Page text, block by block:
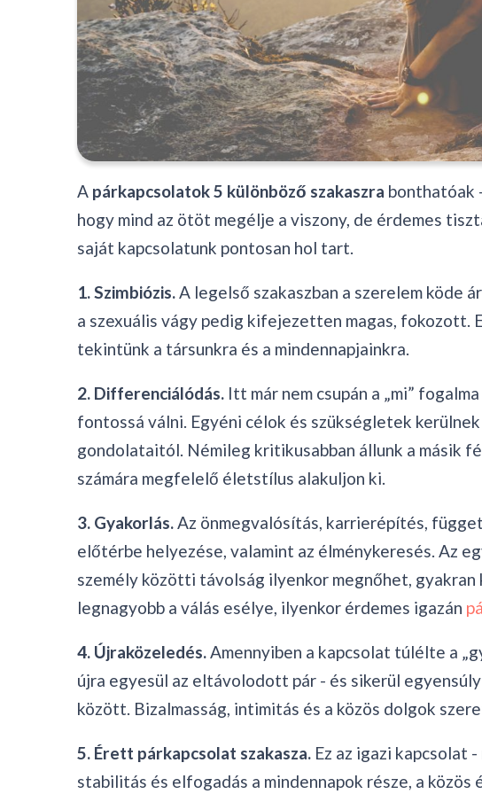
A párkapcsolatok 5 különböző szakaszra bonthatóak
hogy mind az ötöt megélje a viszony, de érdemes
saját kapcsolatunk pontosan hol tart.
1. Szimbiózis.A legelső szakaszban a szerelem köde
a szexuális vágy pedig kifejezetten magas, fokozott.
tekintünk a társunkra és a mindennapjainkra.
2. Differenciálódás. Itt már nem csupán a „mi”
fontossá válni. Egyéni célok és szükségletek
gondolataitól. Némileg kritikusabban állunk a másik
számára megfelelő életstílus alakuljon ki.
3. Gyakorlás.Az önmegvalósítás, karrierépítés,
előtérbe helyezése, valamint az élménykeresés. Az
személy közötti távolság ilyenkor megnőhet,
legnagyobb a válás esélye, ilyenkor érdemes igazán
4. Újraközeledés.Amennyiben a kapcsolat túlélte a
újra egyesül az eltávolodott pár - és sikerül
között. Bizalmasság, intimitás és a közös dolgok
5. Érett párkapcsolat szakasza. Ez az igazi kapcsolat
stabilitás és elfogadás a mindennapok része, a